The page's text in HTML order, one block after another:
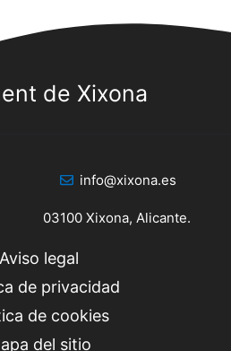
de Xixona
info@xixona.es
03100 Xixona, Alicante.
Aviso legal
de privacidad
de cookies
del sitio